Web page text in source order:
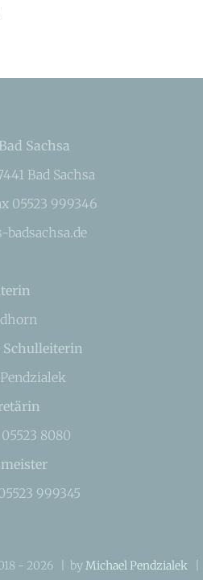
Sachsa
Bad Sachsa
05523 999346
Schulleiterin
8080
999345
- 2026 | byMichael Pendzialek|